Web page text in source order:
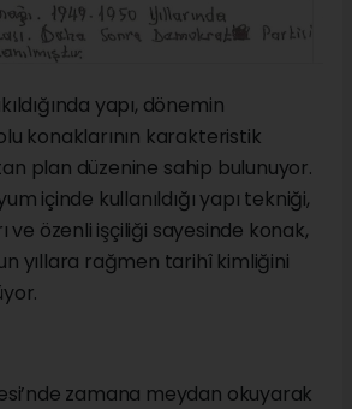
yapı, dönemin
konaklarının karakteristik
plan düzenine sahip bulunuyor.
içinde kullanıldığı yapı tekniği,
ve özenli işçiliği sayesinde konak,
yıllara rağmen tarihî kimliğini
zamana meydan okuyarak